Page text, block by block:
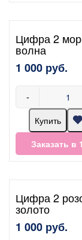
Цифра 2
волна
1 000 руб.
-
Купить
Заказать в
Цифра 2
золото
1 000 руб.